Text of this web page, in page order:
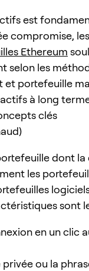
est
compromise,
Ethereum
selon les
portefeuille
à long
clés
dont
les
sont
en un clic
privée ou la